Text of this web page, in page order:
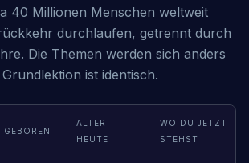
40 Millionen Menschen weltweit
durchlaufen, getrennt durch
Die Themen werden sich anders
ist identisch.
GEBOREN
ALTER
HEUTE
WO DU JETZT
STEHST